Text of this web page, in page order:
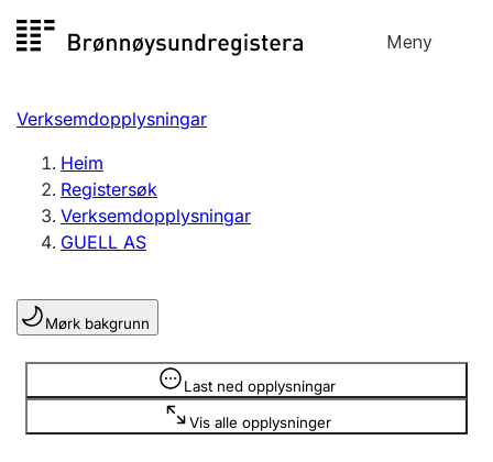
til
Meny
Registersøk
Aksjeselskap
Enkeltpersonføretak
Registrere, endre, slette
Lag og foreining
Registrere, endre, slette
Verksemdopplysningar
Heim
Registersøk
Verksemdopplysningar
GUELL AS
Mørk bakgrunn
Last ned opplysningar
Vis alle opplysninger
Opplysninger er skjult